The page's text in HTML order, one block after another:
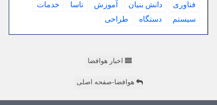
فناوری دانش بنیان آموزش ناسا
خدمات
سیستم
دستگاه طراحی
اخبار هوافضا
هوافضا-صفحه اصلی